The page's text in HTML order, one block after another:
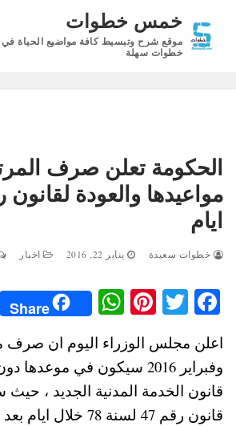
المحتوى
خمس خطوات
موقع شرح وتبسيط كافة مواضيع الحياة في
خطوات سهلة
الحكومة تعلن صرف
ايام
خطوات سعيدة يناير 22, 2016 اخبار
Fa
bo
ok
T
wi
tte
r
Pi
nt
er
es
t
W
ha
ts
A
pp
Share
اعلن مجلس الوزراء اليوم ان صرف
وفبراير 2016 سيكون في
قانون الخدمة المدنية الجديد ، حيث
قانون رقم 47 لسنة 78